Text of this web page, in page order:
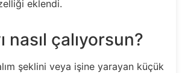
eklendi.
nasıl çalıyorsun?
şeklini veya işine yarayan küçük